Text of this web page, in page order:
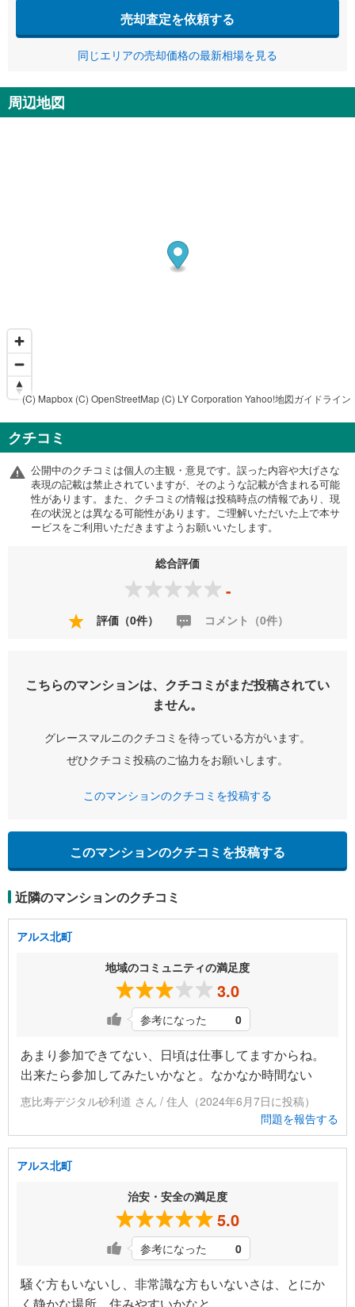
売却査定を依頼する
同じエリアの売却価格の最新相場を見る
周辺地図
(C) Mapbox (C) OpenStreetMap (C) LY Corporation Yahoo!地図ガイドライン
クチコミ
公開中のクチコミは個人の主観・意見です。誤った内容や大げさな
表現の記載は禁止されていますが、そのような記載が含まれる可能
性があります。また、クチコミの情報は投稿時点の情報であり、現
在の状況とは異なる可能性があります。ご理解いただいた上で本サ
ービスをご利用いただきますようお願いいたします。
総合評価
-
評価（0件） コメント（0件）
こちらのマンションは、クチコミがまだ投稿されてい
ません。
グレースマルニのクチコミを待っている方がいます。
ぜひクチコミ投稿のご協力をお願いします。
このマンションのクチコミを投稿する
このマンションのクチコミを投稿する
近隣のマンションのクチコミ
アルス北町
地域のコミュニティの満足度
3.0
参考になった 0
あまり参加できてない、日頃は仕事してますからね。
出来たら参加してみたいかなと。なかなか時間ない
恵比寿デジタル砂利道 さん / 住人（2024年6月7日に投稿）
問題を報告する
アルス北町
治安・安全の満足度
5.0
参考になった 0
騒ぐ方もいないし、非常識な方もいないさは、とにか